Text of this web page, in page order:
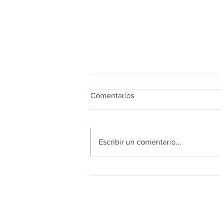
Realidad de octubre
Comentarios
Escribir un comentario...